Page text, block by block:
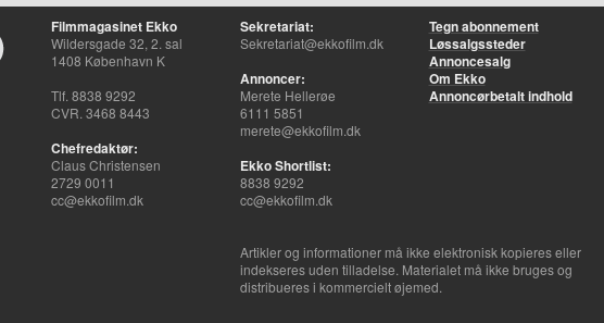
Filmmagasinet Ekko
Wildersgade 32, 2. sal
1408 København K
Tlf. 8838 9292
CVR. 3468 8443
Chefredaktør:
Claus Christensen
2729 0011
cc@ekkofilm.dk
Sekretariat:
Sekretariat@ekkofilm.dk
Annoncer:
Merete Hellerøe
6111 5851
merete@ekkofilm.dk
Ekko Shortlist:
8838 9292
cc@ekkofilm.dk
Tegn abonnement
Løssalgssteder
Annoncesalg
Om Ekko
Annoncørbetalt indhold
Artikler og informationer må ikke elektronisk kopieres eller
indekseres uden tilladelse. Materialet må ikke bruges og
distribueres i kommercielt øjemed.